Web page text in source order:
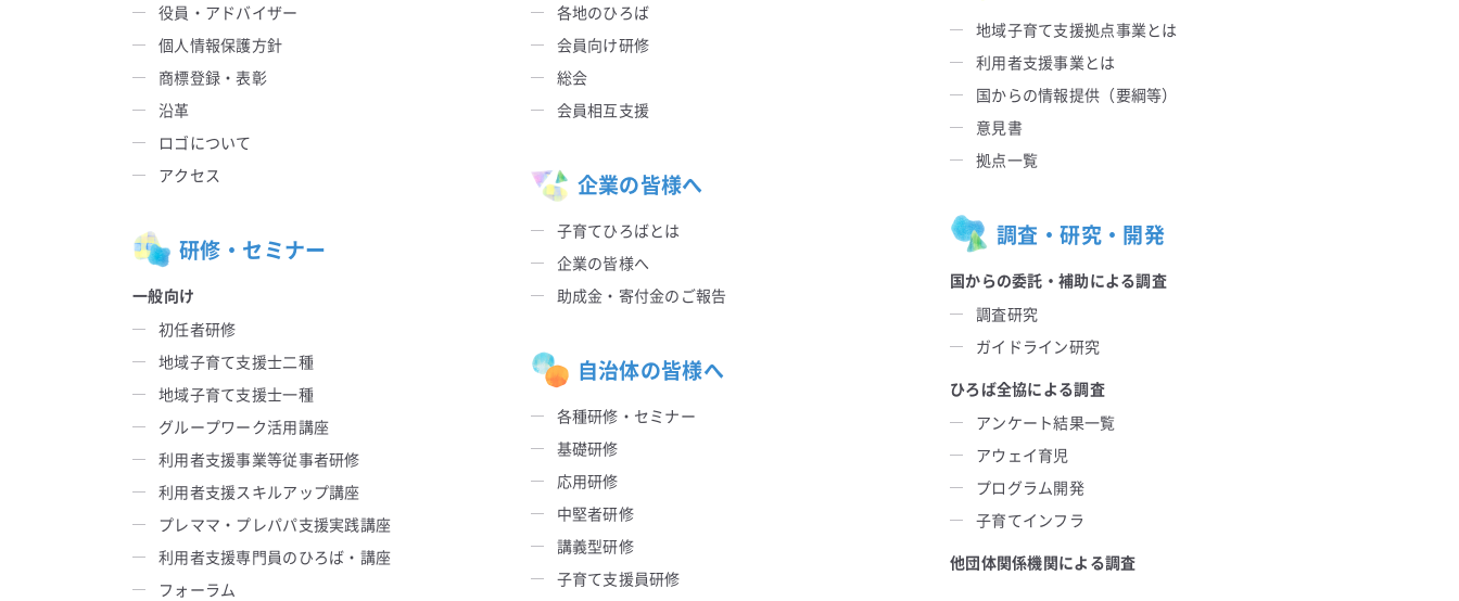
役員・アドバイザー
個人情報保護方針
商標登録・表彰
沿革
ロゴについて
アクセス
研修・セミナー
一般向け
初任者研修
地域子育て支援士二種
地域子育て支援士一種
グループワーク活用講座
利用者支援事業等従事者研修
利用者支援スキルアップ講座
プレママ・プレパパ支援実践講座
利用者支援専門員のひろば・講座
フォーラム
各地のひろば
会員向け研修
総会
会員相互支援
企業の皆様へ
子育てひろばとは
企業の皆様へ
助成金・寄付金のご報告
自治体の皆様へ
各種研修・セミナー
基礎研修
応用研修
中堅者研修
講義型研修
子育て支援員研修
地域子育て支援拠点事業とは
利用者支援事業とは
国からの情報提供（要綱等）
意見書
拠点一覧
調査・研究・開発
国からの委託・補助による調査
調査研究
ガイドライン研究
ひろば全協による調査
アンケート結果一覧
アウェイ育児
プログラム開発
子育てインフラ
他団体関係機関による調査